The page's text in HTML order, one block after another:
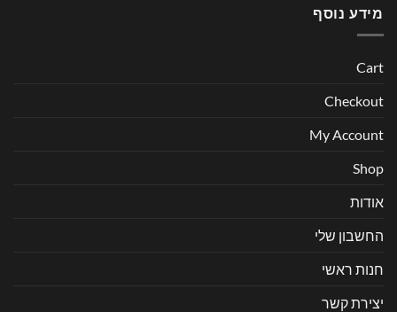
מידע נוסף
Cart
Checkout
My Account
Shop
אודות
החשבון שלי
חנות ראשי
יצירת קשר